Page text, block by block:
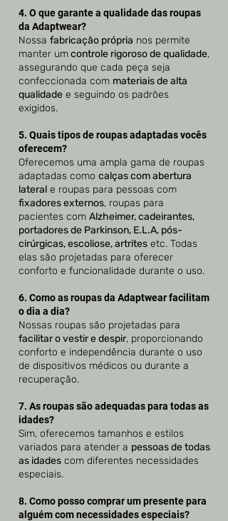
4. O que garante a qualidade das roupas
da Adaptwear?
Nossa fabricação própria nos permite
manter umcontrole rigoroso de qualidade,
assegurando que cada peça seja
confeccionada com materiais de alta
qualidade e seguindo os padrões
exigidos.
5. Quais tipos de roupas adaptadas vocês
oferecem?
Oferecemos uma ampla gama de roupas
adaptadas como calças com abertura
lateral e roupas para pessoas com
fixadores externos, roupas para
pacientes com Alzheimer, cadeirantes,
portadores de Parkinson, E.L.A, pós-
cirúrgicas, escoliose, artrites etc. Todas
elas são projetadas para oferecer
conforto e funcionalidade durante o uso.
6. Como as roupas da Adaptwear facilitam
o dia a dia?
Nossas roupas são projetadas para
facilitar o vestir e despir, proporcionando
conforto e independência durante o uso
de dispositivos médicos ou durante a
recuperação.
7. As roupas são adequadas para todas as
idades?
Sim, oferecemos tamanhos e estilos
variados para atender a pessoas de todas
as idades com diferentes necessidades
especiais.
8. Como posso comprar um presente para
alguém com necessidades especiais?